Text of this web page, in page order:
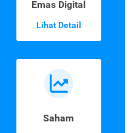
Emas Digital
Lihat Detail
Saham